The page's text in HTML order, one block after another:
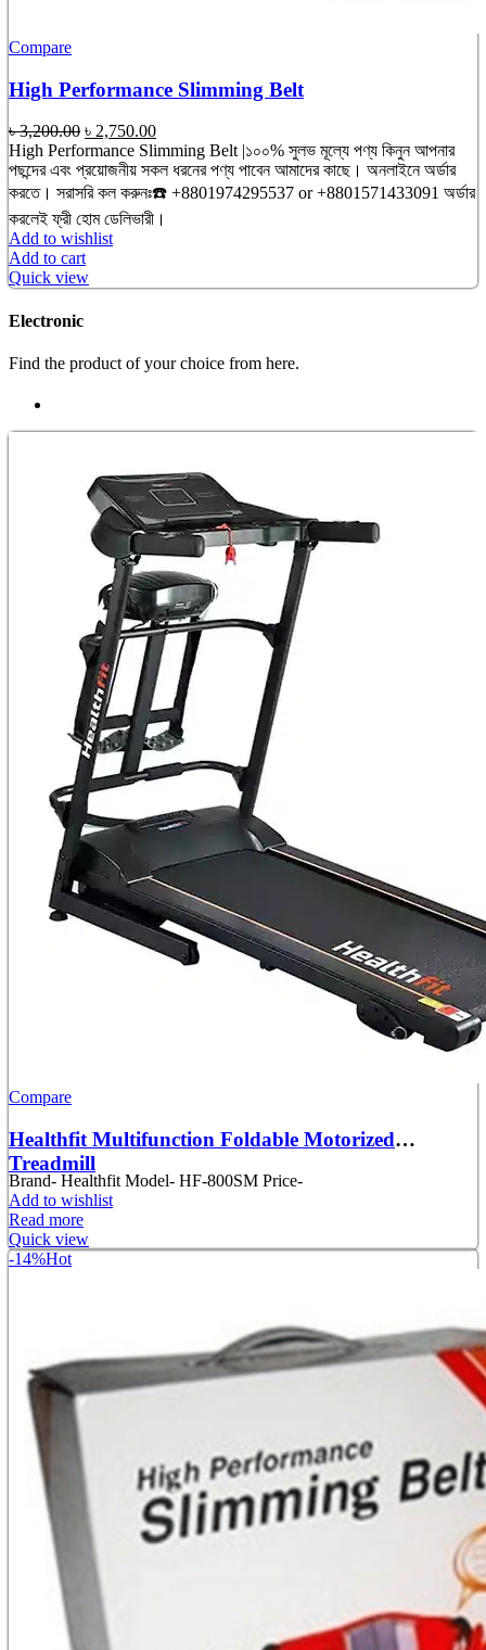
Compare
High Performance Slimming Belt
৳3,200.00 Original
price
was:
৳ 3,200.00.
৳ 2,750.00Current
price
is:
৳ 2,750.00.
High Performance Slimming Belt |১০০% সুলভ মূল্যে পণ্য কিনুন আপনার
পছন্দের এবং প্রয়োজনীয় সকল ধরনের পণ্য পাবেন আমাদের কাছে। অনলাইনে অর্ডার
করতে। সরাসরি কল করুনঃ☎️ +8801974295537 or +8801571433091 অর্ডার
করলেই ফ্রী হোম ডেলিভারী।
Add to wishlist
Add to cart
Quick view
Electronic
Find the product of your choice from here.
Compare
Healthfit Multifunction Foldable Motorized
Treadmill
Brand- Healthfit Model- HF-800SM Price-
Add to wishlist
Read more
Quick view
-14%Hot